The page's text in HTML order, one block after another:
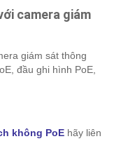
camera giám
giám sát thông
đầu ghi hình PoE,
không PoE hãy liên